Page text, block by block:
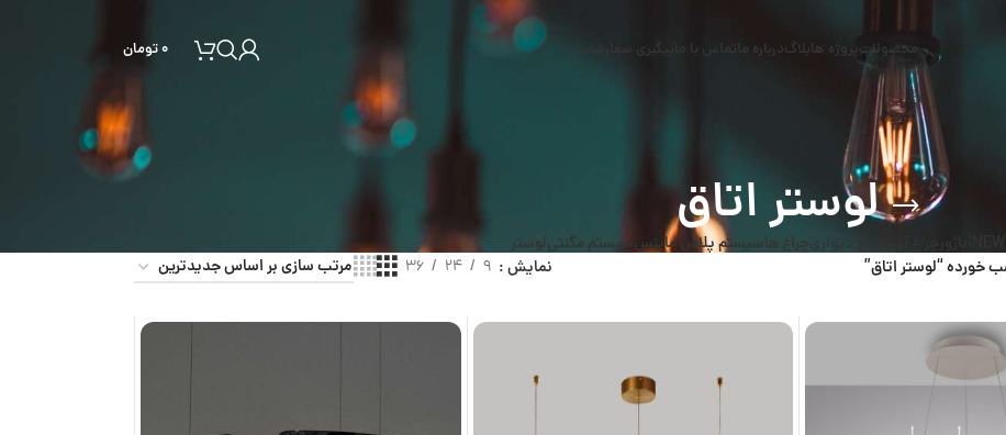
محصولات پروژه هابلاگدرباره ما تماس با ما ۰تومان
لوستر اتاق
سیستم پلاس ماینسسیستم مگنتیلوستر
خورده “لوستر اتاق” نمایش 9
24
36